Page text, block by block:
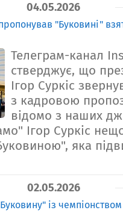
04.05.2026
"Буковині"
Телеграм-канал
стверджує, що
Ігор Суркіс
з кадровою
відомо з наших
Ігор Суркіс
яка
02.05.2026
із